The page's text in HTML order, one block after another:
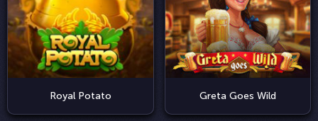
Royal Potato Greta Goes Wild